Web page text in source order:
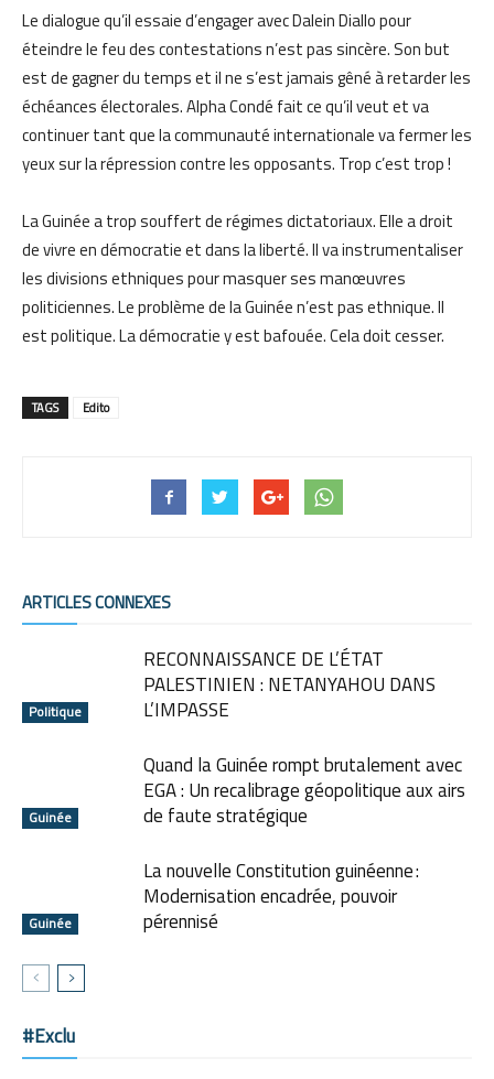
Le dialogue qu’il essaie d’engager avec Dalein Diallo pour
éteindre le feu des contestations n’est pas sincère. Son but
est de gagner du temps et il ne s’est jamais gêné à retarder les
échéances électorales. Alpha Condé fait ce qu’il veut et va
continuer tant que la communauté internationale va fermer les
yeux sur la répression contre les opposants. Trop c’est trop !
La Guinée a trop souffert de régimes dictatoriaux. Elle a droit
de vivre en démocratie et dans la liberté. Il va instrumentaliser
les divisions ethniques pour masquer ses manœuvres
politiciennes. Le problème de la Guinée n’est pas ethnique. Il
est politique. La démocratie y est bafouée. Cela doit cesser.
TAGS Edito
ARTICLES CONNEXES
Politique
RECONNAISSANCE DE L’ÉTAT
PALESTINIEN : NETANYAHOU DANS
L’IMPASSE
Guinée
Quand la Guinée rompt brutalement avec
EGA : Un recalibrage géopolitique aux airs
de faute stratégique
Guinée
La nouvelle Constitution guinéenne :
Modernisation encadrée, pouvoir
pérennisé
#Exclu